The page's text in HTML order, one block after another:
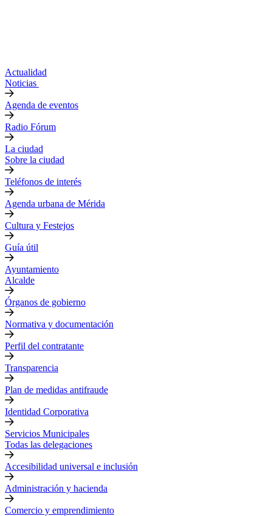
Actualidad
Noticias
Agenda de eventos
Radio Fórum
La ciudad
Sobre la ciudad
Teléfonos de interés
Agenda urbana de Mérida
Cultura y Festejos
Guía útil
Ayuntamiento
Alcalde
Órganos de gobierno
Normativa y documentación
Perfil del contratante
Transparencia
Plan de medidas antifraude
Identidad Corporativa
Servicios Municipales
Todas las delegaciones
Accesibilidad universal e inclusión
Administración y hacienda
Comercio y emprendimiento